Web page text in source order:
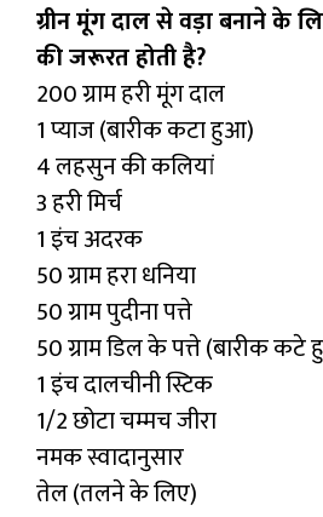
ग्रीन मूंग दाल से वड़ा बनाने के
की जरूरत होती है?
200 ग्राम हरी मूंग दाल
1 प्याज (बारीक कटा हुआ)
4 लहसुन की कलियां
3 हरी मिर्च
1 इंच अदरक
50 ग्राम हरा धनिया
50 ग्राम पुदीना पत्ते
50 ग्राम डिल के पत्ते (बारीक कटे
1 इंच दालचीनी स्टिक
1/2 छोटा चम्मच जीरा
नमक स्वादानुसार
तेल (तलने के लिए)